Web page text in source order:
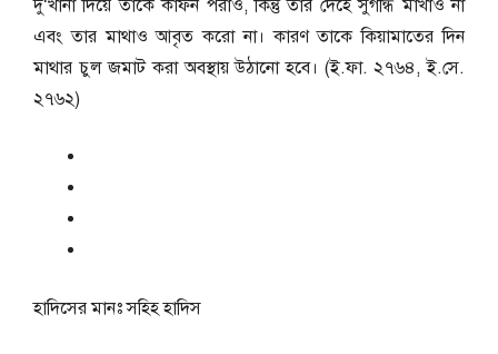
দু‘খানা দিয়ে তাকে কাফন পরাও, কিন্তু তার দেহে সুগন্ধি মাখাও না
এবং তার মাথাও আবৃত করো না। কারণ তাকে কিয়ামাতের দিন
মাথার চুল জমাট করা অবস্থায় উঠানো হবে। (ই.ফা. ২৭৬৪, ই.সে.
২৭৬২)
হাদিসের মানঃসহিহ হাদিস